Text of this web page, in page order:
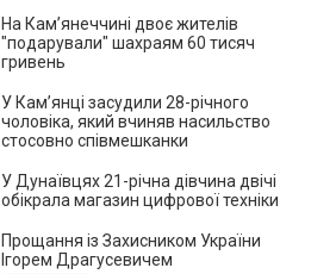
На Камʼянеччині двоє жителів
"подарували" шахраям 60 тисяч
гривень
У Камʼянці засудили 28-річного
чоловіка, який вчиняв насильство
стосовно співмешканки
У Дунаївцях 21-річна дівчина двічі
обікрала магазин цифрової техніки
Прощання із Захисником України
Ігорем Драгусевичем